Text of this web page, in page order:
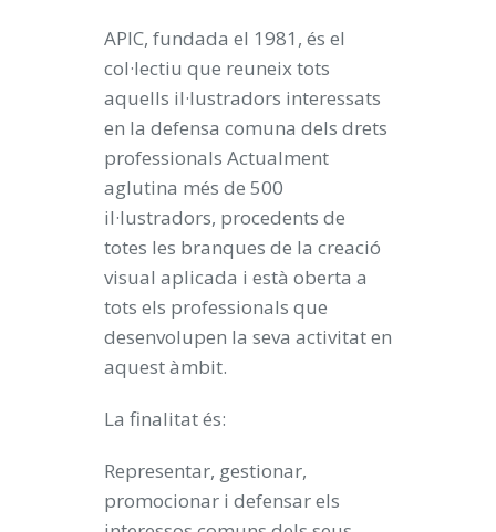
APIC, fundada el 1981, és el
col·lectiu que reuneix tots
aquells il·lustradors interessats
en la defensa comuna dels drets
professionals Actualment
aglutina més de 500
il·lustradors, procedents de
totes les branques de la creació
visual aplicada i està oberta a
tots els professionals que
desenvolupen la seva activitat en
aquest àmbit.
La finalitat és:
Representar, gestionar,
promocionar i defensar els